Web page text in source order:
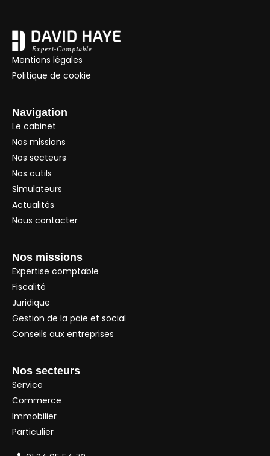
Mentions légales
Politique de cookie
Navigation
Le cabinet
Nos missions
Nos secteurs
Nos outils
Simulateurs
Actualités
Nous contacter
Nos missions
Expertise comptable
Fiscalité
Juridique
Gestion de la paie et social
Conseils aux entreprises
Nos secteurs
Service
Commerce
Immobilier
Particulier